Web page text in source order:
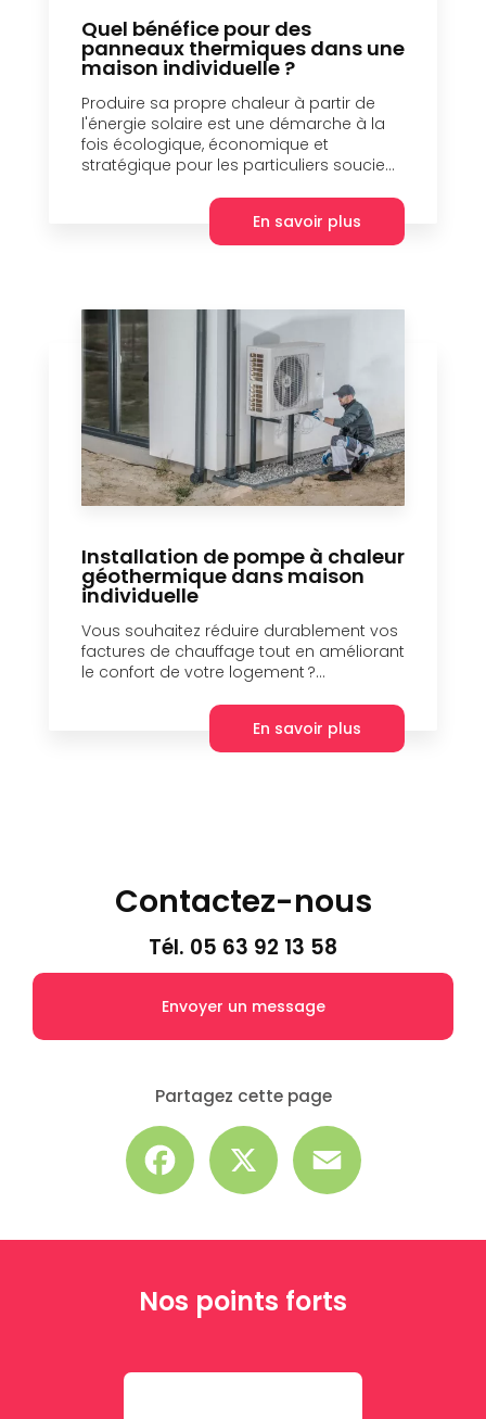
Quel bénéfice pour des
panneaux thermiques dans une
maison individuelle ?
Produire sa propre chaleur à partir de
l'énergie solaire est une démarche à la
fois écologique, économique et
stratégique pour les particuliers soucie...
En savoir plus
Installation de pompe à chaleur
géothermique dans maison
individuelle
Vous souhaitez réduire durablement vos
factures de chauffage tout en améliorant
le confort de votre logement ?...
En savoir plus
Contactez-nous
Tél. 05 63 92 13 58
Envoyer un message
Partagez cette page
Facebook
Nos points forts